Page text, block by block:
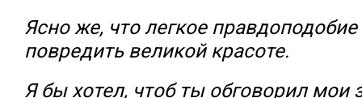
Ясно же, что легкое
повредить великой красоте.
Я бы хотел, чтоб ты обговорил мои